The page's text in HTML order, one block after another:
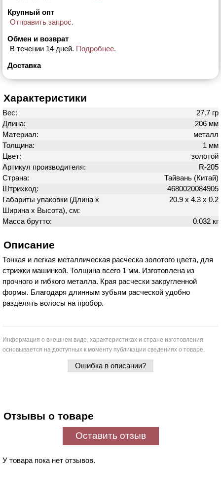
Крупный опт
Отправить запрос.
Обмен и возврат
В течении 14 дней. Подробнее.
Доставка
Характеристики
Вес:
27.7 гр
Длина:
206 мм
Материал:
металл
Толщина:
1 мм
Цвет:
золотой
Артикул производителя:
R-205
Страна:
Тайвань (Китай)
Штрихкод:
4680020084905
Габариты упаковки (Длина х
Ширина х Высота), см:
20.9 х 4.3 х 0.2
Масса брутто: 0.032 кг
Описание
Тонкая и легкая металлическая расческа золотого цвета, для
стрижки машинкой. Толщина всего 1 мм. Изготовлена из
прочного и гибкого металла. Края расчески закругленной
формы. Благодаря длинным зубьям расческой удобно
разделять волосы на пробор.
Информация о внешнем виде, характеристиках и стране изготовления
основывается на доступных к моменту публикации сведениях о товаре.
Ошибка в описании?
Отзывы о товаре
Оставить отзыв
У товара пока нет отзывов.